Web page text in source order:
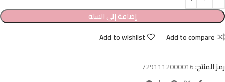
إضافة إلى السلة
Add to compare
Add to wishlist
رمز المنتج:7291112000016